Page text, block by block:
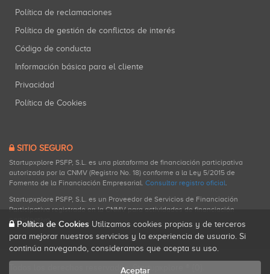
Política de reclamaciones
Política de gestión de conflictos de interés
Código de conducta
Información básica para el cliente
Privacidad
Política de Cookies
SITIO SEGURO
Startupxplore PSFP, S.L. es una plataforma de financiación participativa
autorizada por la CNMV (Registro No. 18) conforme a la Ley 5/2015 de
Fomento de la Financiación Empresarial. Consultar registro oficial.
Startupxplore PSFP, S.L. es un Proveedor de Servicios de Financiación
Participativa registrado en la CNMV para actividades de financiación
participativa.
Todos los derechos reservados. Startupxplore ® {0}.
Política de Cookies Utilizamos cookies propias y de terceros
para mejorar nuestros servicios y la experiencia de usuario. Si
continúa navegando, consideramos que acepta su uso.
Aceptar